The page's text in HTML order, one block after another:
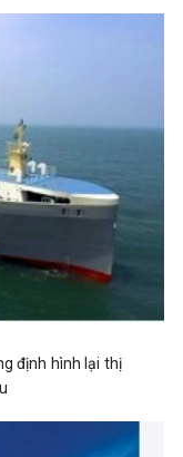
định hình lại thị